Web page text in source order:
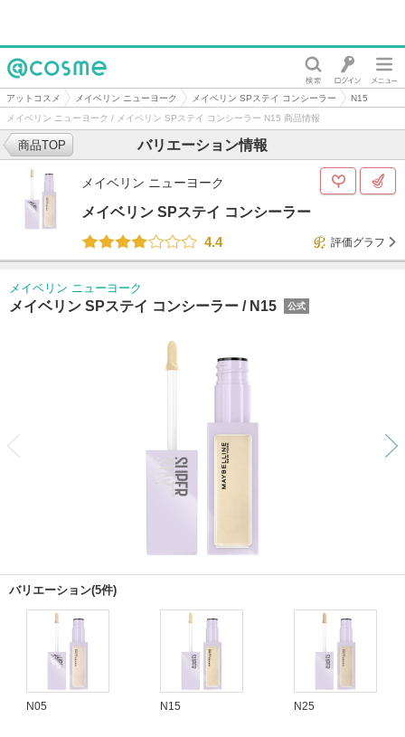
@cosme
アットコスメ メイベリン ニューヨーク メイベリン SPステイ コンシーラー
N15
メイベリン ニューヨーク / メイベリン SPステイ コンシーラー N15 商品情報
バリエーション情報
商品TOP
メイベリン ニューヨーク
メイベリン SPステイ コンシーラー
4.4
評価グラフ
メイベリン ニューヨーク
メイベリン SPステイ コンシーラー / N15 公式
バリエーション(5件)
N05 N15 N25